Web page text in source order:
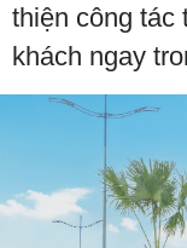
thiện công tác
khách ngay